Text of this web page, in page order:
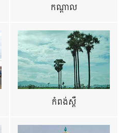
កណ្តាល
កំពង់ស្ពឺ